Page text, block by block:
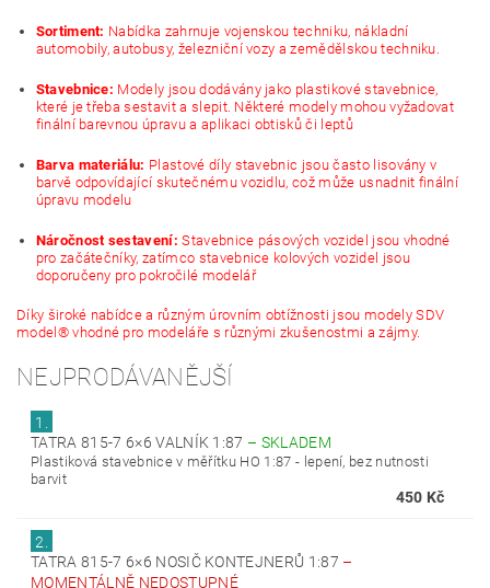
Sortiment: Nabídka zahrnuje vojenskou techniku, nákladní
automobily, autobusy, železniční vozy a zemědělskou techniku.
Stavebnice: Modely jsou dodávány jako plastikové stavebnice,
které je třeba sestavit a slepit. Některé modely mohou vyžadovat
finální barevnou úpravu a aplikaci obtisků či leptů
Barva materiálu: Plastové díly stavebnic jsou často lisovány v
barvě odpovídající skutečnému vozidlu, což může usnadnit finální
úpravu modelu
Náročnost sestavení: Stavebnice pásových vozidel jsou vhodné
pro začátečníky, zatímco stavebnice kolových vozidel jsou
doporučeny pro pokročilé modelář
Díky široké nabídce a různým úrovním obtížnosti jsou modely SDV
model® vhodné pro modeláře s různými zkušenostmi a zájmy.
NEJPRODÁVANĚJŠÍ
1.
TATRA 815-7 6×6 VALNÍK 1:87 – SKLADEM
Plastiková stavebnice v měřítku HO 1:87 - lepení, bez nutnosti
barvit
450 Kč
2.
TATRA 815-7 6×6 NOSIČ KONTEJNERŮ 1:87 –
MOMENTÁLNĚ NEDOSTUPNÉ